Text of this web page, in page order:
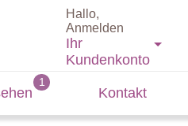
Hallo,
Anmelden
Ihr
Kundenkonto
Kontakt